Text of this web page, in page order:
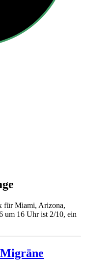
für Miami, Arizona,
um 16 Uhr ist 2/10, ein